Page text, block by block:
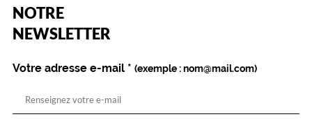
NOTRE
NEWSLETTER
Name
Votre adresse e-mail *
(Ce
champ
est
obligatoire)
(exemple : nom@mail.com)